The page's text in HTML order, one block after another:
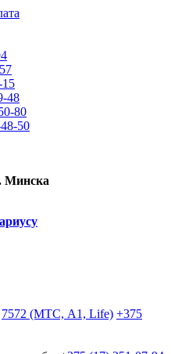
15
48
80
50
Минска
7572 (МТС, A1, Life) +375